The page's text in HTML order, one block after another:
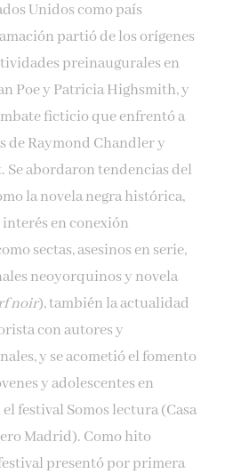
Unidos como país
partió de los orígenes
preinaugurales en
Poe y Patricia Highsmith, y
ficticio que enfrentó a
de Raymond Chandler y
Se abordaron tendencias del
la novela negra histórica,
en conexión
sectas, asesinos en serie,
neoyorquinos y novela
noir), también la actualidad
con autores y
y se acometió el fomento
y adolescentes en
festival Somos lectura (Casa
Madrid). Como hito
presentó por primera